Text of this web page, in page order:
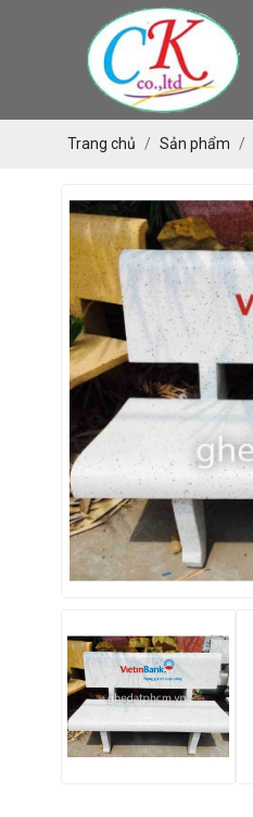
Trang chủ Sản phẩm